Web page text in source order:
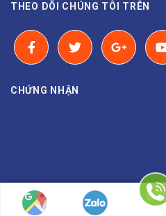
THEO DÕI CHÚNG TÔI TRÊN
CHỨNG NHẬN
Copyright 2026 ©